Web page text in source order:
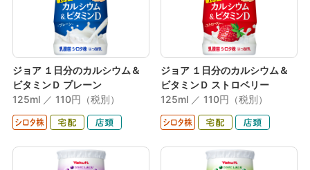
ジョア １日分のカルシウム＆
ビタミンＤ プレーン
125ml ／ 110円（税別）
ジョア １日分のカルシウム＆
ビタミンＤ ストロベリー
125ml ／ 110円（税別）